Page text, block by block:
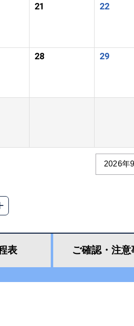
21 22
28 29
2026年
表 ご確認・ 注意